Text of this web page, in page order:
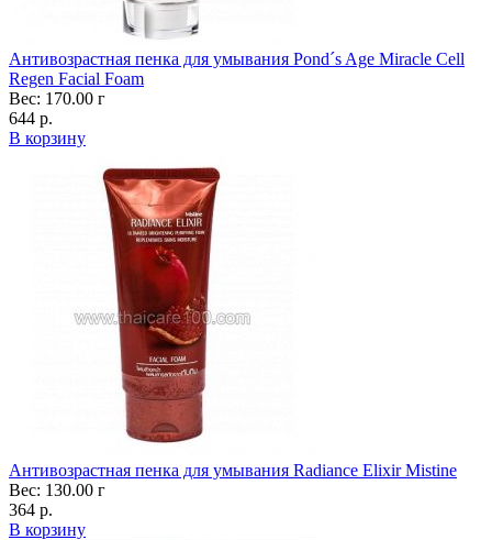
Антивозрастная пенка для умывания Pond´s Age Miracle Cell
Regen Facial Foam
Вес: 170.00 г
644 р.
В корзину
Антивозрастная пенка для умывания Radiance Elixir Mistine
Вес: 130.00 г
364 р.
В корзину